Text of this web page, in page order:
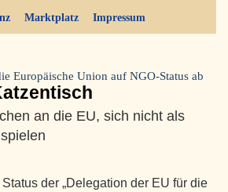
Marktplatz Impressum
Europäische Union auf NGO-Status ab
an die EU, sich nicht als
der „Delegation der EU für die